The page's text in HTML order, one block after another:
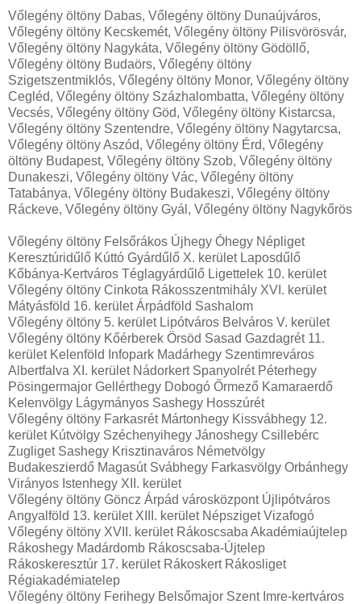
Vőlegény öltöny Dabas, Vőlegény öltöny Dunaújváros,
Vőlegény öltöny Kecskemét, Vőlegény öltöny Pilisvörösvár,
Vőlegény öltöny Nagykáta, Vőlegény öltöny Gödöllő,
Vőlegény öltöny Budaörs, Vőlegény öltöny
Szigetszentmiklós, Vőlegény öltöny Monor, Vőlegény öltöny
Cegléd, Vőlegény öltöny Százhalombatta, Vőlegény öltöny
Vecsés, Vőlegény öltöny Göd, Vőlegény öltöny Kistarcsa,
Vőlegény öltöny Szentendre, Vőlegény öltöny Nagytarcsa,
Vőlegény öltöny Aszód, Vőlegény öltöny Érd, Vőlegény
öltöny Budapest, Vőlegény öltöny Szob, Vőlegény öltöny
Dunakeszi, Vőlegény öltöny Vác, Vőlegény öltöny
Tatabánya, Vőlegény öltöny Budakeszi, Vőlegény öltöny
Ráckeve, Vőlegény öltöny Gyál, Vőlegény öltöny Nagykőrös
Vőlegény öltöny Felsőrákos Újhegy Óhegy Népliget
Keresztúridűlő Kúttó Gyárdűlő X. kerület Laposdűlő
Kőbánya-Kertváros Téglagyárdűlő Ligettelek 10. kerület
Vőlegény öltöny Cinkota Rákosszentmihály XVI. kerület
Mátyásföld 16. kerület Árpádföld Sashalom
Vőlegény öltöny 5. kerület Lipótváros Belváros V. kerület
Vőlegény öltöny Kőérberek Örsöd Sasad Gazdagrét 11.
kerület Kelenföld Infopark Madárhegy Szentimreváros
Albertfalva XI. kerület Nádorkert Spanyolrét Péterhegy
Pösingermajor Gellérthegy Dobogó Őrmező Kamaraerdő
Kelenvölgy Lágymányos Sashegy Hosszúrét
Vőlegény öltöny Farkasrét Mártonhegy Kissvábhegy 12.
kerület Kútvölgy Széchenyihegy Jánoshegy Csillebérc
Zugliget Sashegy Krisztinaváros Németvölgy
Budakeszierdő Magasút Svábhegy Farkasvölgy Orbánhegy
Virányos Istenhegy XII. kerület
Vőlegény öltöny Göncz Árpád városközpont Újlipótváros
Angyalföld 13. kerület XIII. kerület Népsziget Vizafogó
Vőlegény öltöny XVII. kerület Rákoscsaba Akadémiaújtelep
Rákoshegy Madárdomb Rákoscsaba-Újtelep
Rákoskeresztúr 17. kerület Rákoskert Rákosliget
Régiakadémiatelep
Vőlegény öltöny Ferihegy Belsőmajor Szent Imre-kertváros